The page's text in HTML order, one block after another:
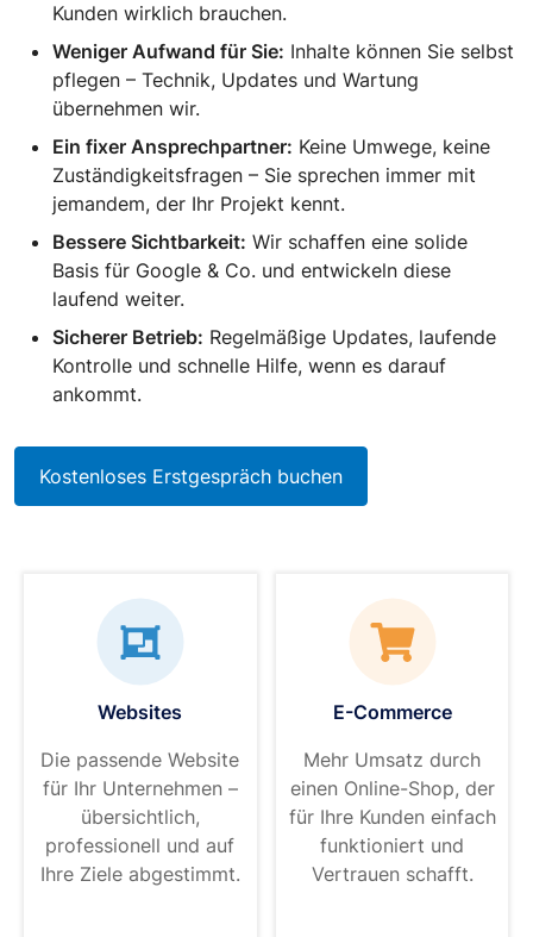
Kunden wirklich brauchen.
Weniger Aufwand für Sie: Inhalte können Sie selbst
pflegen – Technik, Updates und Wartung
übernehmen wir.
Ein fixer Ansprechpartner: Keine Umwege, keine
Zuständigkeitsfragen – Sie sprechen immer mit
jemandem, der Ihr Projekt kennt.
Bessere Sichtbarkeit: Wir schaffen eine solide
Basis für Google & Co. und entwickeln diese
laufend weiter.
Sicherer Betrieb: Regelmäßige Updates, laufende
Kontrolle und schnelle Hilfe, wenn es darauf
ankommt.
Kostenloses Erstgespräch buchen
Websites
Die passende Website
für Ihr Unternehmen –
übersichtlich,
professionell und auf
Ihre Ziele abgestimmt.
E-Commerce
Mehr Umsatz durch
einen Online-Shop, der
für Ihre Kunden einfach
funktioniert und
Vertrauen schafft.